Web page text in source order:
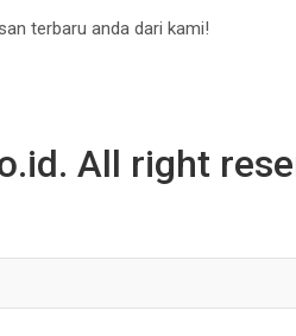
terbaru anda dari kami!
All right